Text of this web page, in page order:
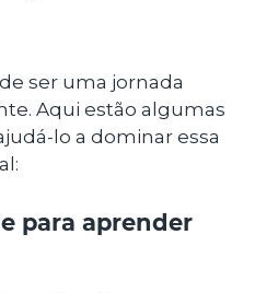
ser uma jornada
Aqui estão algumas
lo a dominar essa
para aprender